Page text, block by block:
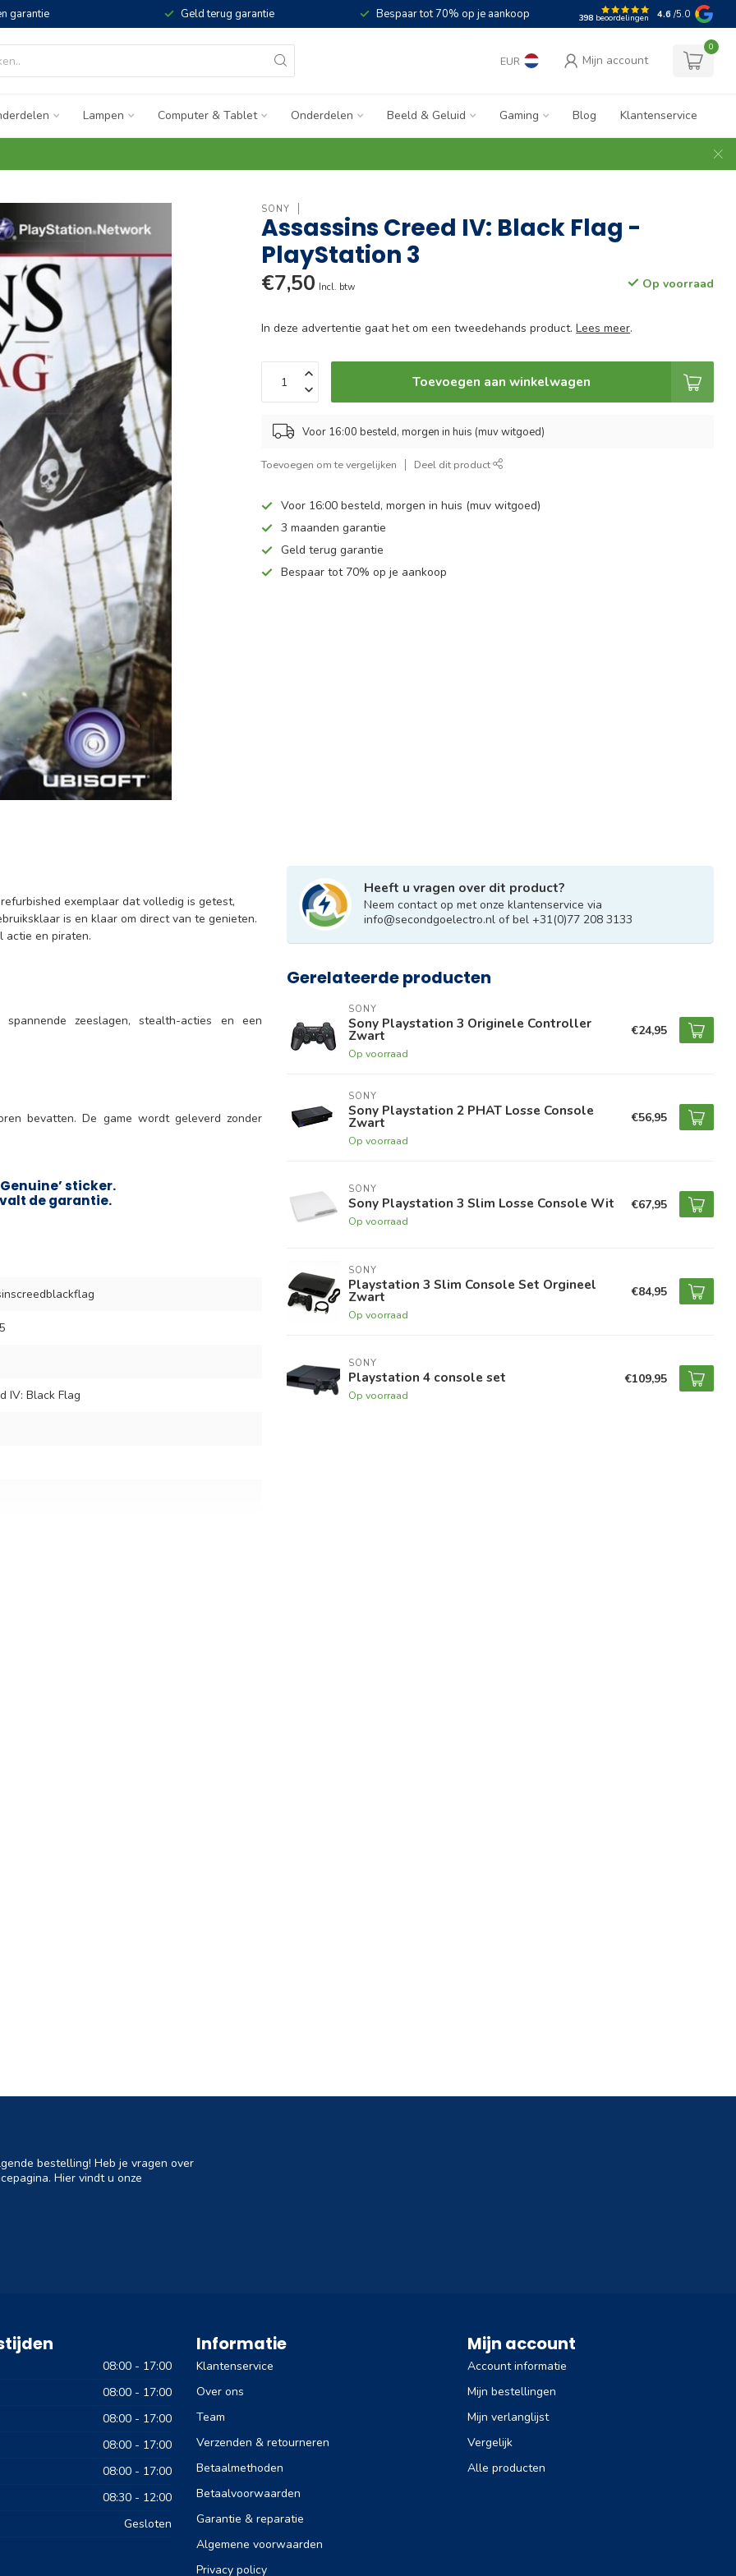
garantie Geld terug garantie Bespaar tot 70% op je aankoop 398 beoordelingen 4.6 /5.0
EUR Mijn account
0
Lampen Computer & Tablet Onderdelen Beeld & Geluid Gaming Blog Klantenservice
SONY
Assassins Creed IV: Black Flag -
PlayStation 3
€7,50 Incl. btw Op voorraad
In deze advertentie gaat het om een tweedehands product.Lees meer.
Toevoegen aan winkelwagen
Voor 16:00 besteld, morgen in huis (muv witgoed)
Toevoegen om te vergelijken Deel dit product
Voor 16:00 besteld, morgen in huis (muv witgoed)
3 maanden garantie
Geld terug garantie
Bespaar tot 70% op je aankoop
exemplaar dat volledig is getest,
is en klaar om direct van te genieten.
actie en piraten.
zeeslagen, stealth-acties en een
bevatten. De game wordt geleverd zonder
sticker.
de garantie.
IV: Black Flag
Heeft u vragen over dit product?
Neem contact op met onze klantenservice via
info@secondgoelectro.nl of bel +31(0)77 208 3133
Gerelateerde producten
SONY
Sony Playstation 3 Originele Controller
Zwart
Op voorraad
€24,95
SONY
Sony Playstation 2 PHAT Losse Console
Zwart
Op voorraad
€56,95
SONY
Sony Playstation 3 Slim Losse Console Wit
Op voorraad
€67,95
SONY
Playstation 3 Slim Console Set Orgineel
Zwart
Op voorraad
€84,95
SONY
Playstation 4 console set
Op voorraad
€109,95
bestelling! Heb je vragen over
Hier vindt u onze
08:00 - 17:00
08:00 - 17:00
08:00 - 17:00
08:00 - 17:00
08:00 - 17:00
08:30 - 12:00
Gesloten
Informatie
Klantenservice
Over ons
Team
Verzenden & retourneren
Betaalmethoden
Betaalvoorwaarden
Garantie & reparatie
Algemene voorwaarden
Privacy policy
Mijn account
Account informatie
Mijn bestellingen
Mijn verlanglijst
Vergelijk
Alle producten